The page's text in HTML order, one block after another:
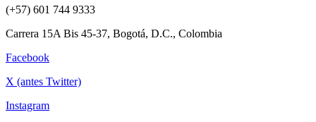
(+57) 601 744 9333
Carrera 15A Bis 45-37, Bogotá, D.C., Colombia
Facebook
X (antes Twitter)
Instagram